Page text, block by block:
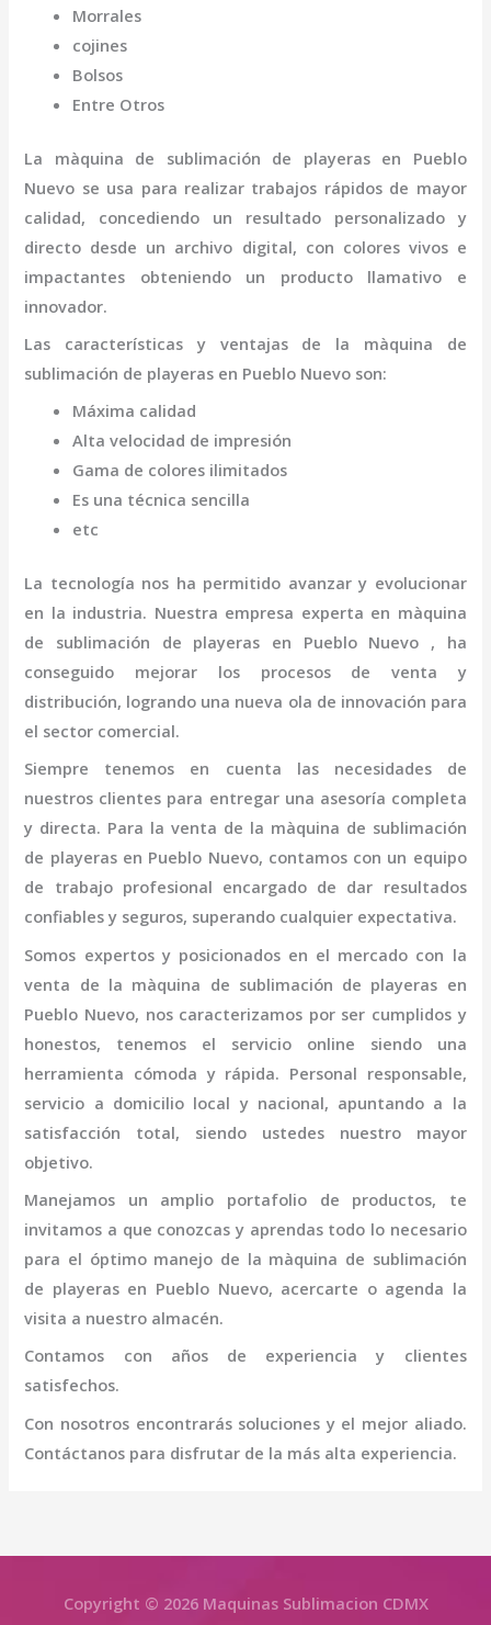
Morrales
cojines
Bolsos
Entre Otros
La màquina de sublimación de playeras en Pueblo
Nuevo se usa para realizar trabajos rápidos de mayor
calidad, concediendo un resultado personalizado y
directo desde un archivo digital, con colores vivos e
impactantes obteniendo un producto llamativo e
innovador.
Las características y ventajas de la màquina de
sublimación de playeras en Pueblo Nuevo son:
Máxima calidad
Alta velocidad de impresión
Gama de colores ilimitados
Es una técnica sencilla
etc
La tecnología nos ha permitido avanzar y evolucionar
en la industria. Nuestra empresa experta en màquina
de sublimación de playeras en Pueblo Nuevo , ha
conseguido mejorar los procesos de venta y
distribución, logrando una nueva ola de innovación para
el sector comercial.
Siempre tenemos en cuenta las necesidades de
nuestros clientes para entregar una asesoría completa
y directa. Para la venta de la màquina de sublimación
de playeras en Pueblo Nuevo, contamos con un equipo
de trabajo profesional encargado de dar resultados
confiables y seguros, superando cualquier expectativa.
Somos expertos y posicionados en el mercado con la
venta de la màquina de sublimación de playeras en
Pueblo Nuevo, nos caracterizamos por ser cumplidos y
honestos, tenemos el servicio online siendo una
herramienta cómoda y rápida. Personal responsable,
servicio a domicilio local y nacional, apuntando a la
satisfacción total, siendo ustedes nuestro mayor
objetivo.
Manejamos un amplio portafolio de productos, te
invitamos a que conozcas y aprendas todo lo necesario
para el óptimo manejo de la màquina de sublimación
de playeras en Pueblo Nuevo, acercarte o agenda la
visita a nuestro almacén.
Contamos con años de experiencia y clientes
satisfechos.
Con nosotros encontrarás soluciones y el mejor aliado.
Contáctanos para disfrutar de la más alta experiencia.
Copyright © 2026 Maquinas Sublimacion CDMX